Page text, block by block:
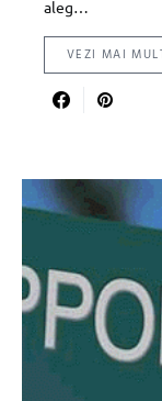
aleg…
VEZI MAI